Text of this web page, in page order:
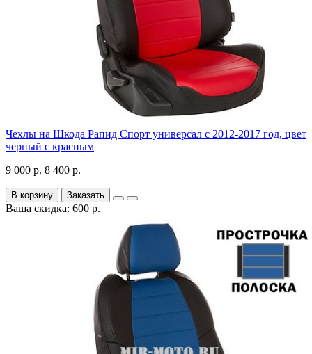
Чехлы на Шкода Рапид Спорт универсал с 2012-2017 год, цвет
черный с красным
9 000 р. 8 400 р.
В корзину Заказать
Ваша скидка: 600 р.